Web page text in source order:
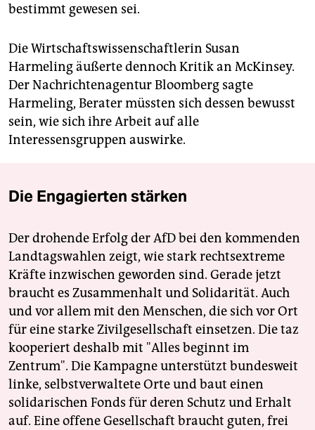
bestimmt gewesen sei.
Die Wirtschaftswissenschaftlerin Susan
Harmeling äußerte dennoch Kritik an McKinsey.
Der Nachrichtenagentur Bloomberg sagte
Harmeling, Berater müssten sich dessen bewusst
sein, wie sich ihre Arbeit auf alle
Interessensgruppen auswirke.
Die Engagierten stärken
Der drohende Erfolg der AfD bei den kommenden
Landtagswahlen zeigt, wie stark rechtsextreme
Kräfte inzwischen geworden sind. Gerade jetzt
braucht es Zusammenhalt und Solidarität. Auch
und vor allem mit den Menschen, die sich vor Ort
für eine starke Zivilgesellschaft einsetzen. Die taz
kooperiert deshalb mit "Alles beginnt im
Zentrum". Die Kampagne unterstützt bundesweit
linke, selbstverwaltete Orte und baut einen
solidarischen Fonds für deren Schutz und Erhalt
auf. Eine offene Gesellschaft braucht guten, frei